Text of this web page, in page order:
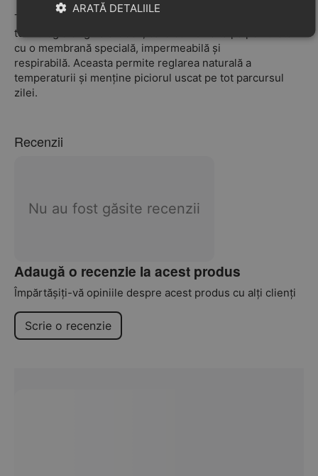
Tehnologie: Geox Respira™ Acest model beneficiază de
tehnologia originală Geox, care combină talpa perforată
cu o membrană specială, impermeabilă și
respirabilă. Aceasta permite reglarea naturală a
temperaturii și menține piciorul uscat pe tot parcursul
zilei.
Recenzii
Nu au fost găsite recenzii
Adaugă o recenzie la acest produs
Împărtășiți-vă opiniile despre acest produs cu alți clienți
Scrie o recenzie
ARATĂ DETALIILE